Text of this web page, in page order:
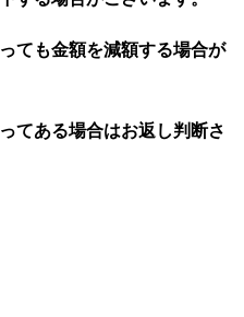
ても金額を減額する場合が
てある場合はお返し判断さ